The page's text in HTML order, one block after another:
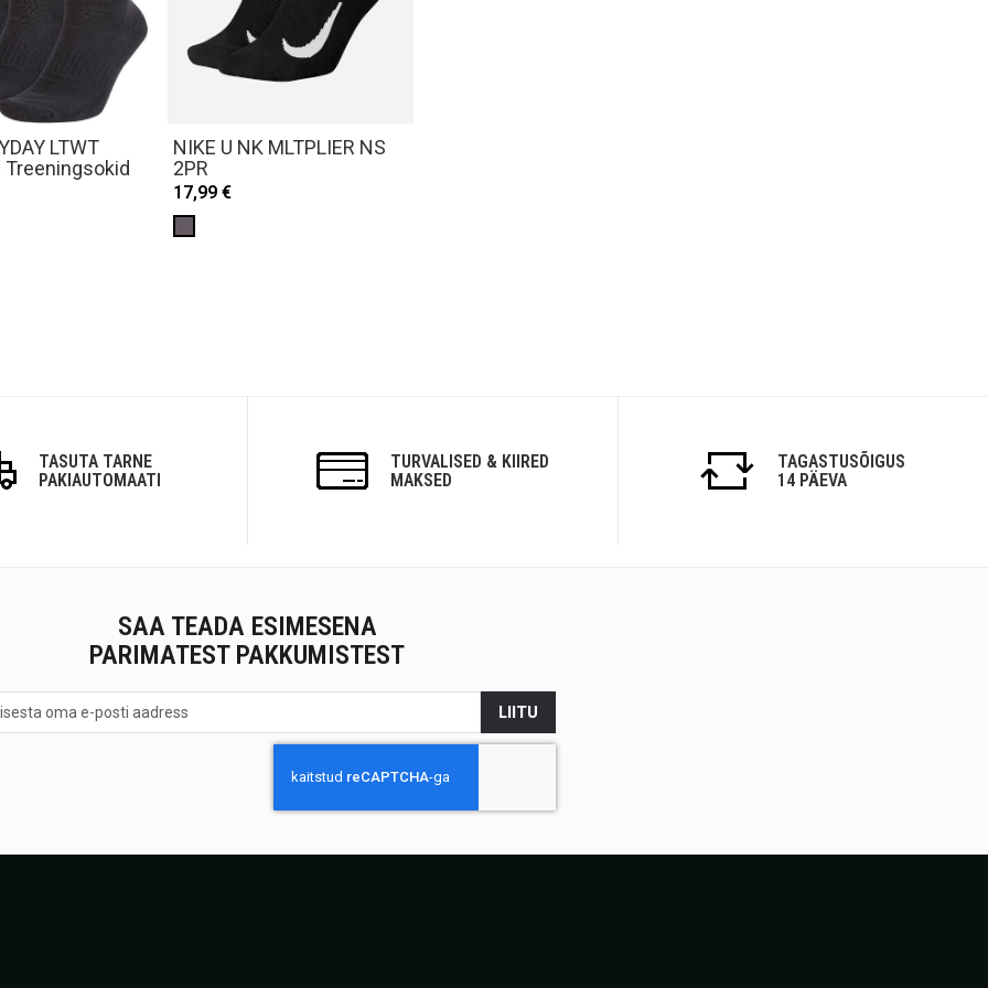
LTWT
Treeningsokid
NIKE U NK MLTPLIER NS
2PR
17,99 €
TASUTA TARNE
PAKIAUTOMAATI
TURVALISED & KIIRED
MAKSED
TAGASTUSÕIGUS
14 PÄEVA
SAA TEADA ESIMESENA
PARIMATEST PAKKUMISTEST
LIITU